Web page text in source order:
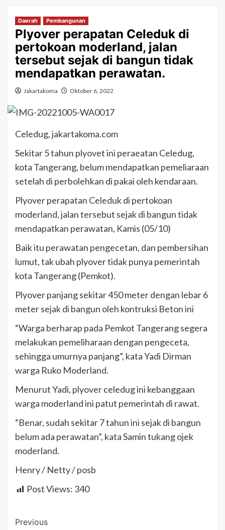
Daerah Pembangunan
Plyover perapatan Celeduk di
pertokoan moderland, jalan
tersebut sejak di bangun tidak
mendapatkan perawatan.
Jakartakoma Oktober 6, 2022
Celedug, jakartakoma.com
Sekitar 5 tahun plyovet ini peraeatan Celedug,
kota Tangerang, belum mendapatkan pemeliaraan
setelah di perbolehkan di pakai oleh kendaraan.
Plyover perapatan Celeduk di pertokoan
moderland, jalan tersebut sejak di bangun tidak
mendapatkan perawatan, Kamis (05/10)
Baik itu perawatan pengecetan, dan pembersihan
lumut, tak ubah plyover tidak punya pemerintah
kota Tangerang (Pemkot).
Plyover panjang sekitar 450 meter dengan lebar 6
meter sejak di bangun oleh kontruksi Beton ini
“Warga berharap pada Pemkot Tangerang segera
melakukan pemeliharaan dengan pengeceta,
sehingga umurnya panjang”, kata Yadi Dirman
warga Ruko Moderland.
Menurut Yadi, plyover celedug ini kebanggaan
warga moderland ini patut pemerintah di rawat.
“Benar, sudah sekitar 7 tahun ini sejak di bangun
belum ada perawatan”, kata Samin tukang ojek
moderland.
Henry / Netty / posb
Post Views: 340
Post
Previous